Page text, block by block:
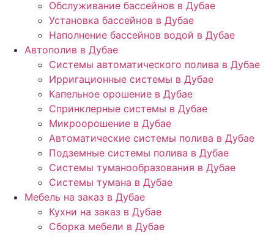
Обслуживание бассейнов в Дубае
Установка бассейнов в Дубае
Наполнение бассейнов водой в Дубае
Автополив в Дубае
Системы автоматического полива в Дубае
Ирригационные системы в Дубае
Капельное орошение в Дубае
Спринклерные системы в Дубае
Микроорошение в Дубае
Автоматические системы полива в Дубае
Подземные системы полива в Дубае
Системы туманообразования в Дубае
Системы тумана в Дубае
Мебель на заказ в Дубае
Кухни на заказ в Дубае
Сборка мебели в Дубае